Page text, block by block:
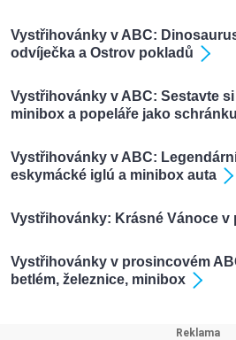
Vystřihovánky v ABC:
odvíječka a Ostrov pokladů
Vystřihovánky v ABC: Sestavte
minibox a popeláře jako schránku
Vystřihovánky v ABC:
eskymácké iglú a minibox auta
Vystřihovánky: Krásné Vánoce v
Vystřihovánky v prosincovém
betlém, železnice, minibox